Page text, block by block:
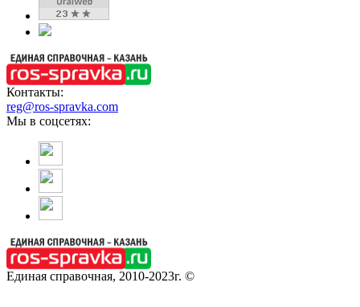
Контакты:
reg@ros-spravka.com
Мы в соцсетях:
Единая справочная, 2010-2023г. ©